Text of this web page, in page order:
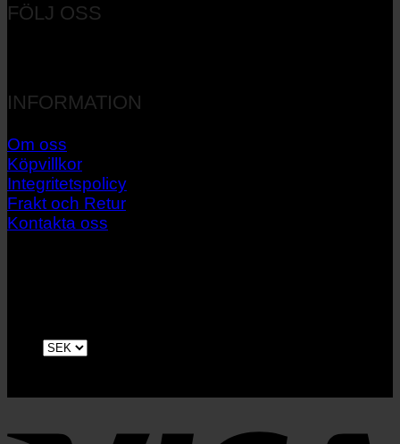
FÖLJ OSS
INFORMATION
Om oss
Köpvillkor
Integritetspolicy
Frakt och Retur
Kontakta oss